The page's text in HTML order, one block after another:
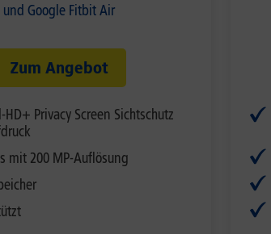
und Google Fitbit Air
Zum Angebot
HD+ Privacy Screen Sichtschutz
mit 200 MP-Auflösung